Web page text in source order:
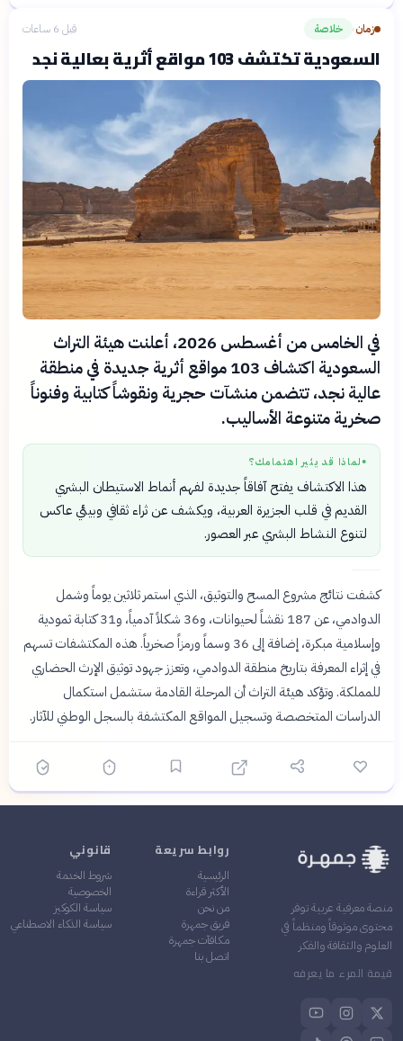
زمان› خلاصة قبل 6 ساعات
السعودية تكتشف 103 مواقع أثرية بعالية نجد
في الخامس من أغسطس 2026، أعلنت هيئة التراث
السعودية اكتشاف 103 مواقع أثرية جديدة في منطقة
عالية نجد، تتضمن منشآت حجرية ونقوشاً كتابية وفنوناً
صخرية متنوعة الأساليب.
● لماذا قد يثير اهتمامك؟
هذا الاكتشاف يفتح آفاقاً جديدة لفهم أنماط الاستيطان البشري
القديم في قلب الجزيرة العربية، ويكشف عن ثراء ثقافي وبيئي عاكس
لتنوع النشاط البشري عبر العصور.
كشفت نتائج مشروع المسح والتوثيق، الذي استمر ثلاثين يوماً وشمل
الدوادمي، عن 187 نقشاً لحيوانات، و36 شكلاً آدمياً، و31 كتابة ثمودية
وإسلامية مبكرة، إضافة إلى 36 وسماً ورمزاً صخرياً. هذه المكتشفات تسهم
في إثراء المعرفة بتاريخ منطقة الدوادمي، وتعزز جهود توثيق الإرث الحضاري
للمملكة. وتؤكد هيئة التراث أن المرحلة القادمة ستشمل استكمال
الدراسات المتخصصة وتسجيل المواقع المكتشفة بالسجل الوطني للآثار.
منصة معرفية عربية توفر
محتوى موثوقاً ومنظماً في
العلوم والثقافة والفكر
قيمة المرء ما يعرفه
روابط سريعة
الرئيسية
الأكثر قراءة
من نحن
فريق جمهرة
مكافآت جمهرة
اتصل بنا
قانوني
شروط الخدمة
الخصوصية
سياسة الكوكيز
سياسة الذكاء الاصطناعي